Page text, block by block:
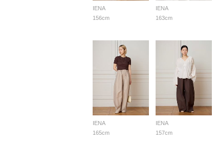
IENA
156cm
IENA
163cm
IENA
165cm
IENA
157cm